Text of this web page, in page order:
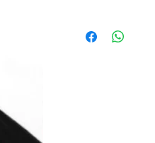
Editorial: CHIC⁣